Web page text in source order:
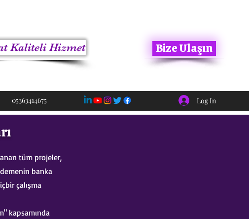
Kaliteli Hizmet Bize Ulaşın
05363414675 Log In
tüm projeler,
banka
çalışma
kapsamında